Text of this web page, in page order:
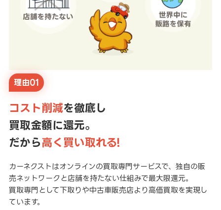
理由01
コスト削減を徹底し
買取金額に還元。
だから高く買い取れる!
カーネクストはオンラインの買取専門サービスで、独自の販
売ネットワークと店舗を持たない仕組みで最大限還元。
買取専門として下取りや中古車販売店より高価買取を実現し
ています。